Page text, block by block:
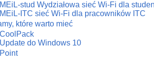
MEiL-stud Wydziałowa sieć Wi-Fi dla
MEiL-ITC sieć Wi-Fi dla pracowników ITC
które warto mieć
CoolPack
Update do Windows 10